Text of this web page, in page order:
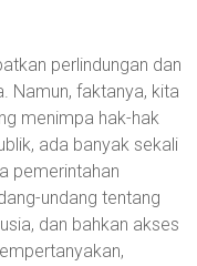
perlindungan dan
Namun, faktanya, kita
menimpa hak-hak
ada banyak sekali
pemerintahan
undang tentang
dan bahkan akses